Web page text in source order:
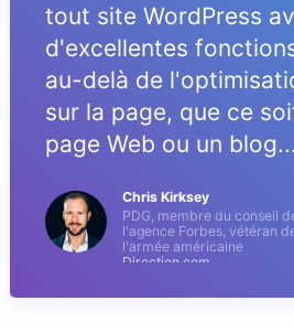
tout site WordPress
d'excellentes
au-delà de
sur la page, que ce
page Web ou un blog...
Chris Kirksey
PDG, membre du conseil
l'agence Forbes, vétéran
l'armée américaine
Direction.com